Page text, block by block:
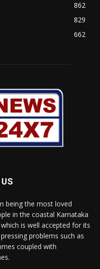
862
829
662
being the most loved
in the coastal Karnataka
is well accepted for its
problems such as
coupled with